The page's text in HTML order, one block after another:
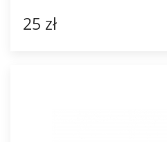
25 zł